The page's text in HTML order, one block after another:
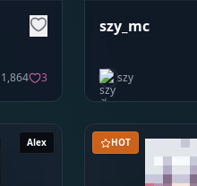
1,864 3
szy_mc
szy
Alex HOT